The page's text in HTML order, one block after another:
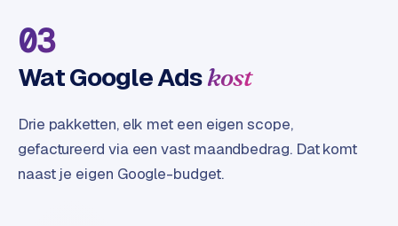
t
r
i
e
n
B
2
03
Wat Google Adskost
Drie pakketten, elk met een eigen scope,
gefactureerd via een vast maandbedrag. Dat komt
naast je eigen Google-budget.